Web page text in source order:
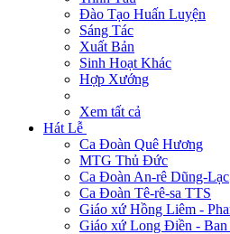
Đào Tạo Huấn Luyện
Sáng Tác
Xuất Bản
Sinh Hoạt Khác
Hợp Xướng
Xem tất cả
Hát Lễ
Ca Đoàn Quê Hương
MTG Thủ Đức
Ca Đoàn An-rê Dũng-Lạc
Ca Đoàn Tê-rê-sa TTS
Giáo xứ Hồng Liêm -
Giáo xứ Long Điền - Ban